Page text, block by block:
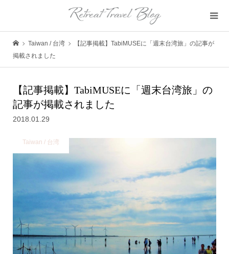
Taiwan / 台湾
【記事掲載】TabiMUSEに「週末台湾旅」の記事が
掲載されました
【記事掲載】TabiMUSEに「週末台湾旅」の
記事が掲載されました
2018.01.29
Taiwan / 台湾